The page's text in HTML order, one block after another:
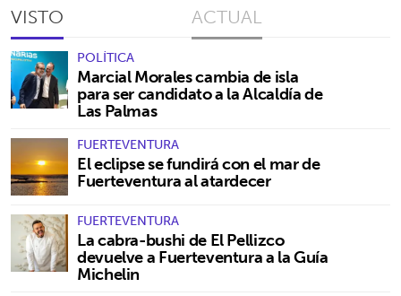
VISTO ACTUAL
POLÍTICA
Marcial Morales cambia de isla
para ser candidato a la Alcaldía de
Las Palmas
FUERTEVENTURA
El eclipse se fundirá con el mar de
Fuerteventura al atardecer
FUERTEVENTURA
La cabra-bushi de El Pellizco
devuelve a Fuerteventura a la Guía
Michelin